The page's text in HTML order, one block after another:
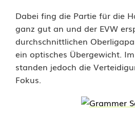
Dabei fing die Partie für die
ganz gut an und der EVW
durchschnittlichen
ein optisches Übergewicht.
standen jedoch die
Fokus.